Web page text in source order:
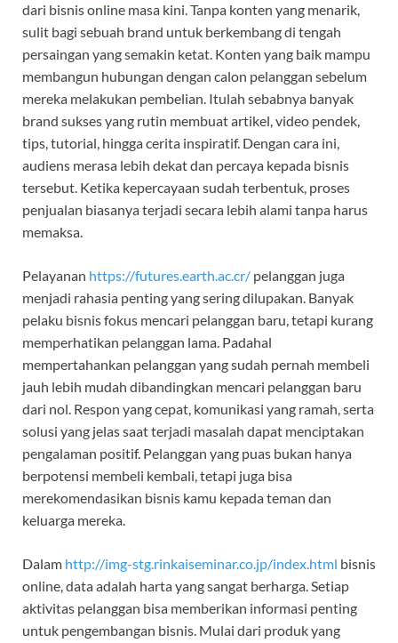
dari bisnis online masa kini. Tanpa konten yang menarik,
sulit bagi sebuah brand untuk berkembang di tengah
persaingan yang semakin ketat. Konten yang baik mampu
membangun hubungan dengan calon pelanggan sebelum
mereka melakukan pembelian. Itulah sebabnya banyak
brand sukses yang rutin membuat artikel, video pendek,
tips, tutorial, hingga cerita inspiratif. Dengan cara ini,
audiens merasa lebih dekat dan percaya kepada bisnis
tersebut. Ketika kepercayaan sudah terbentuk, proses
penjualan biasanya terjadi secara lebih alami tanpa harus
memaksa.
Pelayanan https://futures.earth.ac.cr/ pelanggan juga
menjadi rahasia penting yang sering dilupakan. Banyak
pelaku bisnis fokus mencari pelanggan baru, tetapi kurang
memperhatikan pelanggan lama. Padahal
mempertahankan pelanggan yang sudah pernah membeli
jauh lebih mudah dibandingkan mencari pelanggan baru
dari nol. Respon yang cepat, komunikasi yang ramah, serta
solusi yang jelas saat terjadi masalah dapat menciptakan
pengalaman positif. Pelanggan yang puas bukan hanya
berpotensi membeli kembali, tetapi juga bisa
merekomendasikan bisnis kamu kepada teman dan
keluarga mereka.
Dalam http://img-stg.rinkaiseminar.co.jp/index.html bisnis
online, data adalah harta yang sangat berharga. Setiap
aktivitas pelanggan bisa memberikan informasi penting
untuk pengembangan bisnis. Mulai dari produk yang